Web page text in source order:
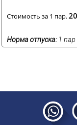
Стоимость за 1 пар.
Норма отпуска: 1 пар